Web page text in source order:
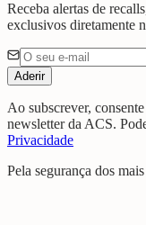
Receba alertas de
exclusivos diretamente
Aderir
Ao subscrever,
newsletter da ACS.
Privacidade
Pela segurança dos